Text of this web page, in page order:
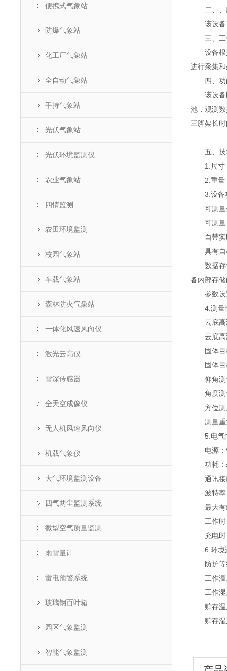
便携式气象站
防爆气象站
化工厂气象站
全自动气象站
手持气象站
光伏气象站
光伏环境监测仪
农业气象站
四情监测
农田环境监测
校园气象站
车载气象站
森林防火气象站
一体化风速风向仪
激光云高仪
雪深传感器
全天空成像仪
无人机风速风向仪
机载气象仪
大气环境监测设备
四气两尘监测系统
微型空气质量监测
雨雪量计
雷电预警系统
玻璃钢百叶箱
园区气象监测
智能气象监测
二、、
该设备可
三、工
设备根据
进行采集
四、功
该设备既
池，观测
三脚架长
五、技
1.尺寸：
2.重量
3.设备
可测量云
可测量目
自带实时
具有自检
数据存储
备内部存
参数设置
4.测量
云底高
云底高测
固体目
固体目
仰角测
角度测
方位测
测量重
5.电气
电源：
功耗：
通讯接
波特率
最大有
工作时长
充电时长
6.环境
防护等
工作温
工作湿
贮存温
贮存湿